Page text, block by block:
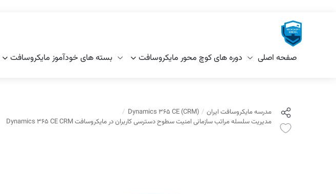
صفحه اصلی دوره های کوچ محور مایکروسافت بسته های خودآموز مایکروسافت
مدرسه مایکروسافت ایران
Dynamics 365 CE (CRM)
مدیریت سلسله مراتب سازمانی امنیت سطوح دسترسی کاربران در مایکروسافت Dynamics 365 CE CRM